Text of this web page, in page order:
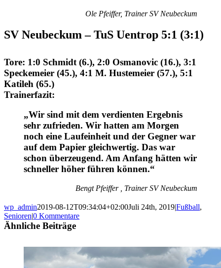
Ole Pfeiffer, Trainer SV Neubeckum
SV Neubeckum – TuS Uentrop 5:1 (3:1)
Tore: 1:0 Schmidt (6.), 2:0 Osmanovic (16.), 3:1
Speckemeier (45.), 4:1 M. Hustemeier (57.), 5:1
Katileh (65.)
Trainerfazit:
„Wir sind mit dem verdienten Ergebnis
sehr zufrieden. Wir hatten am Morgen
noch eine Laufeinheit und der Gegner war
auf dem Papier gleichwertig. Das war
schon überzeugend. Am Anfang hätten wir
schneller höher führen können.“
Bengt Pfeiffer, Trainer SV Neubeckum
wp_admin2019-08-12T09:34:04+02:00Juli 24th, 2019|Fußball,
Senioren|0 Kommentare
Ähnliche Beiträge